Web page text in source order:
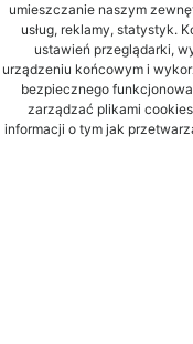
umieszczanie naszym
usług, reklamy, statystyk.
ustawień przeglądarki,
urządzeniu końcowym i
bezpiecznego
zarządzać plikami
informacji o tym jak